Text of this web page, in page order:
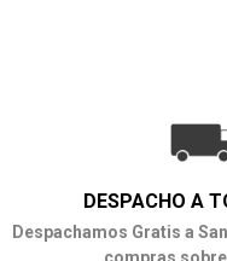
DESPACHO A
Despachamos Gratis a